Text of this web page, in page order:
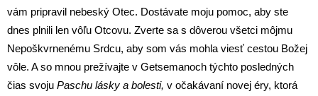
vám pripravil nebeský Otec. Dostávate moju pomoc, aby ste
dnes plnili len vôľu Otcovu. Zverte sa s dôverou všetci môjmu
Nepoškvrnenému Srdcu, aby som vás mohla viesť cestou Božej
vôle. A so mnou prežívajte v Getsemanoch týchto posledných
čias svoju Paschu lásky a bolesti, v očakávaní novej éry, ktorá